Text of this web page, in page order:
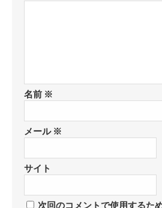
名前 ※
メール ※
サイト
次回のコメントで使用するた